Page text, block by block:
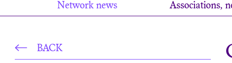
Network news Associations,
BACK